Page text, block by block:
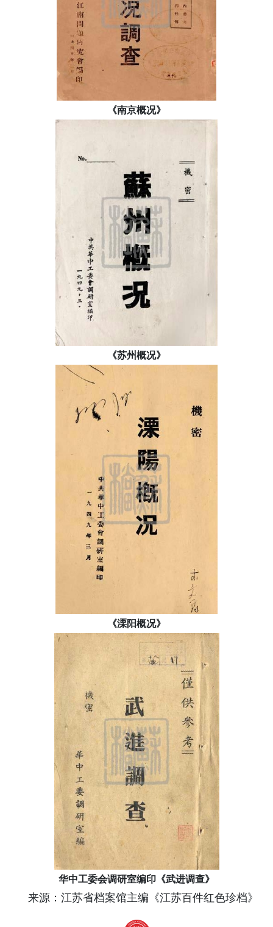
《南京概况》
《苏州概况》
《溧阳概况》
华中工委会调研室编印《武进调查》
来源：江苏省档案馆主编《江苏百件红色珍档》